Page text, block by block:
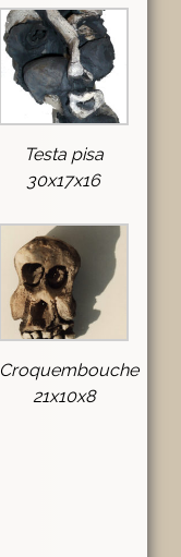
Testa pisa
30x17x16
Croquembouche
21x10x8